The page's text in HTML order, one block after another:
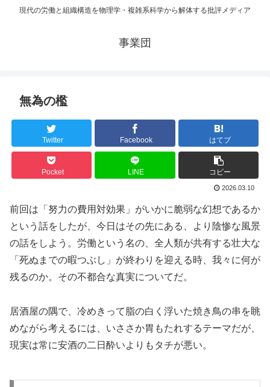
現代の労働と組織構造を物理学・複雑系科学から解体する批評メディア
事業団
無為の檻
Twitter Facebook はてブ
Pocket LINE コピー
2026.03.10
前回は「努力の費用対効果」がいかに脆弱な幻想であるか
という話をしたが、今日はその先にある、より陰惨な風景
の話をしよう。労働という名の、全人類が共有する壮大な
「死ぬまでの暇つぶし」が終わりを迎える時、我々に何が
残るのか。その不都合な真実についてだ。
居酒屋の隅で、冷めきって脂の白く浮いた焼き鳥の串を眺
めながら考えるには、いささか胃もたれするテーマだが、
現実は常に安酒の二日酔いよりもタチが悪い。